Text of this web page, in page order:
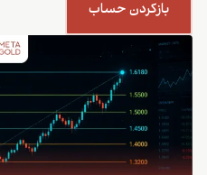
بازکردن حساب